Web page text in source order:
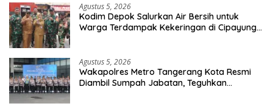
Agustus 5, 2026
Kodim Depok Salurkan Air Bersih untuk
Warga Terdampak Kekeringan di Cipayung
Agustus 5, 2026
Wakapolres Metro Tangerang Kota Resmi
Diambil Sumpah Jabatan, Teguhkan